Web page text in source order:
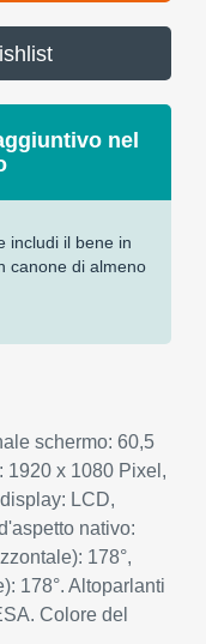
nel
includi il bene in
canone di almeno
schermo: 60,5
1920 x 1080 Pixel,
LCD,
nativo:
178°,
178°. Altoparlanti
Colore del